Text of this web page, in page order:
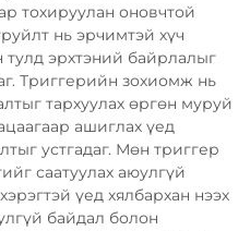
тохируулан оновчтой
нь эрчимтэй хүч
тулд эрхтэний байрлалыг
Триггерийн зохиомж нь
тархуулах өргөн муруй
ашиглах үед
устгадаг. Мөн триггер
саатуулах аюулгүй
үед хялбархан нээх
байдал болон